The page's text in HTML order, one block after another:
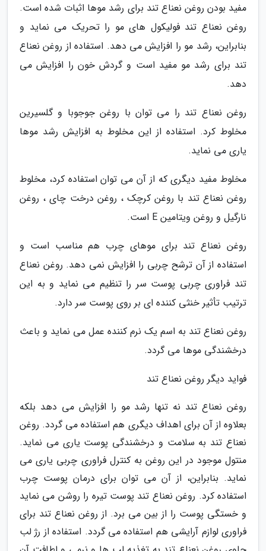
مفید بودن روغن نعناع تند برای رشد موها اثبات شده است.
روغن نعناع تند فولیکول های مو را تحریک می نماید و
بنابراین، رشد مو را افزایش می دهد. استفاده از روغن نعناع
تند برای رشد مو مفید است و گردش خون را افزایش می
دهد.
روغن نعناع تند را می توان با روغن جوجوبا و گلسیرین
مخلوط کرد. استفاده از این مخلوط به افزایش رشد موها
یاری می نماید.
مخلوط مفید دیگری که از آن می توان استفاده کرد، مخلوط
روغن نعناع تند با روغن کرچک ، روغن درخت چای ، روغن
نارگیل و روغن ویتامین E است.
روغن نعناع تند برای موهای چرب هم مناسب است و
استفاده از آن ترشح چربی را افزایش نمی دهد. روغن نعناع
تند فراوری چربی پوست سر را تنظیم می نماید و به این
ترتیب تأثیر خنثی کننده ای بر روی پوست سر دارد.
روغن نعناع تند به اسم یک نرم کننده عمل می نماید و باعث
درخشندگی موها می گردد.
فواید دیگر روغن نعناع تند
روغن نعناع تند نه تنها رشد مو را افزایش می دهد بلکه
بعلاوه از آن برای اهداف دیگری هم استفاده می گردد. روغن
نعناع تند به سلامت و درخشندگی پوست یاری می نماید.
منتول موجود در این روغن به کنترل فراوری چربی یاری می
نماید. بنابراین، از آن می توان برای درمان پوست چرب
استفاده کرد. روغن نعناع تند پوست تیره را روشن می نماید
و خستگی پوست را از بین می برد. از روغن نعناع تند برای
فراوری لوازم آرایشی هم استفاده می گردد. استفاده از رژ لب